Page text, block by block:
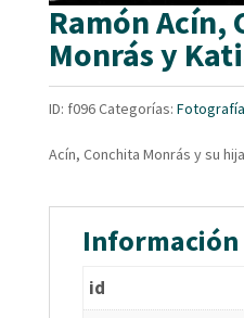
Ramón Acín,
Monrás y
ID: f096Categorías: Fotografía
Acín, Conchita Monrás y su
id